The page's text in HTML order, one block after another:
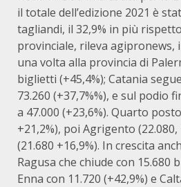
il totale dell’edizione 2021 è
tagliandi, il 32,9% in più
provinciale, rileva agipronews,
una volta alla provincia di
biglietti (+45,4%); Catania
73.260 (+37,7%%), e sul podio
a 47.000 (+23,6%). Quarto
+21,2%), poi Agrigento (22.080,
(21.680 +16,9%). In crescita
Ragusa che chiude con 15.680
Enna con 11.720 (+42,9%) e